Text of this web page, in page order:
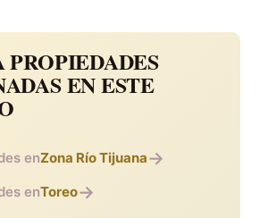
EN ESTE
enZona Río Tijuana→
enToreo→